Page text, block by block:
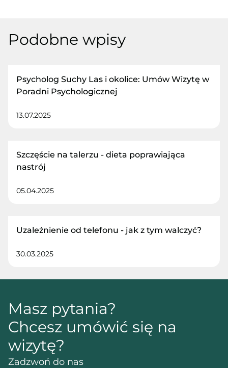
Podobne wpisy
Psycholog Suchy Las i okolice: Umów Wizytę w
Poradni Psychologicznej
13.07.2025
Szczęście na talerzu - dieta poprawiająca
nastrój
05.04.2025
Uzależnienie od telefonu - jak z tym walczyć?
30.03.2025
Masz pytania?
Chcesz umówić się na
wizytę?
Zadzwoń do nas